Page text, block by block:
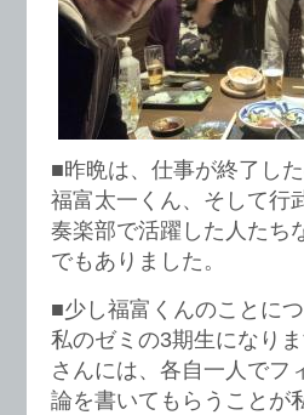
■昨晩は、仕事が終了し
福富太一くん、そして行
奏楽部で活躍した人たち
でもありました。
■少し福富くんのことに
私のゼミの3期生になり
さんには、各自一人でフ
論を書いてもらうことが